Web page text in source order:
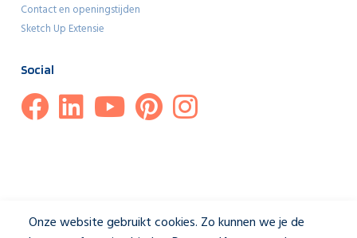
Contact en openingstijden
Sketch Up Extensie
Social
Onze website gebruikt cookies. Zo kunnen we je de